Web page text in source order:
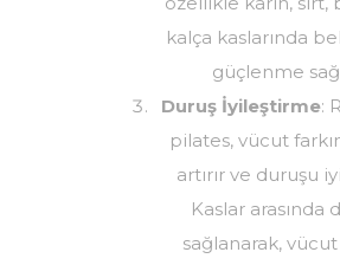
kalça kaslarında
güçlenme
Duruş İyileştirme:
pilates, vücut
artırır ve duruşu
Kaslar arasında
sağlanarak,